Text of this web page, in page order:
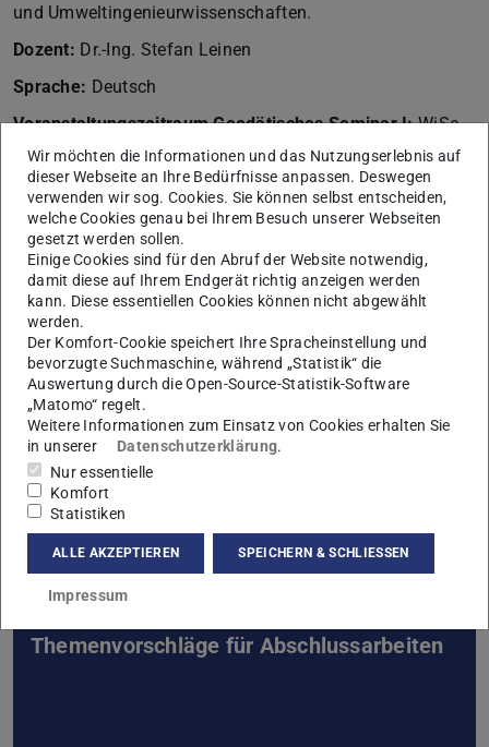
und Umweltingenieurwissenschaften.
Dozent: Dr.-Ing. Stefan Leinen
Sprache: Deutsch
Veranstaltungszeitraum Geodätisches Seminar I:WiSe
Veranstaltungszeitraum Geodätisches Seminar II:SoSe
Semersterwochenstunden:je 1
Credit Points:je 3
Prüfung:mündlich
Studiengänge:M.Sc. GG
Nützliche Links
Übersicht der Master-Lehrveranstaltungen
Themenvorschläge für Abschlussarbeiten
Wir möchten die Informationen und das Nutzungserlebnis auf
dieser Webseite an Ihre Bedürfnisse anpassen. Deswegen
verwenden wir sog. Cookies. Sie können selbst entscheiden,
welche Cookies genau bei Ihrem Besuch unserer Webseiten
gesetzt werden sollen.
Einige Cookies sind für den Abruf der Website notwendig,
damit diese auf Ihrem Endgerät richtig anzeigen werden
kann. Diese essentiellen Cookies können nicht abgewählt
werden.
Der Komfort-Cookie speichert Ihre Spracheinstellung und
bevorzugte Suchmaschine, während „Statistik“ die
Auswertung durch die Open-Source-Statistik-Software
„Matomo“ regelt.
Weitere Informationen zum Einsatz von Cookies erhalten Sie
in unserer
Datenschutzerklärung.
Nur essentielle
Komfort
Statistiken
ALLE AKZEPTIEREN SPEICHERN & SCHLIESSEN
Impressum